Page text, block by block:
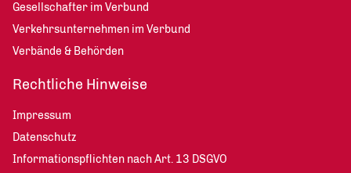
Gesellschafter im Verbund
Verkehrsunternehmen im Verbund
Verbände & Behörden
Rechtliche Hinweise
Impressum
Datenschutz
Informationspflichten nach Art. 13 DSGVO